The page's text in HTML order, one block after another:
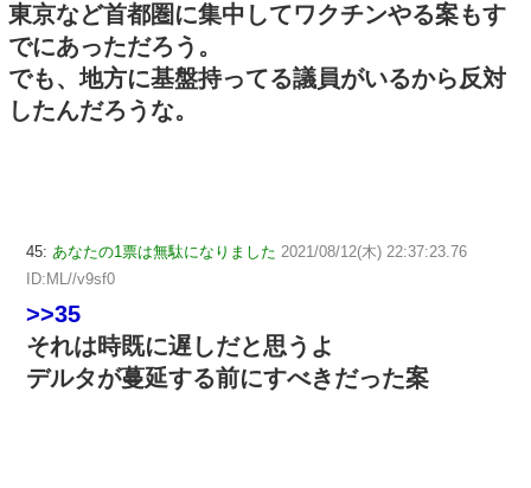
東京など首都圏に集中してワクチンやる案もす
でにあっただろう。
でも、地方に基盤持ってる議員がいるから反対
したんだろうな。
45: あなたの1票は無駄になりました 2021/08/12(木) 22:37:23.76
ID:ML//v9sf0
>>35
それは時既に遅しだと思うよ
デルタが蔓延する前にすべきだった案